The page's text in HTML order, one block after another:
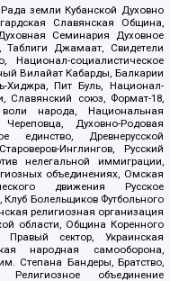
земли Кубанской Духовно
Славянская Община,
Семинария Духовное
Таблиги Джамаат, Свидетели
Национал-социалистическое
Вилайат Кабарды, Балкарии
Хиджра, Пит Буль, Национал-
Славянский союз, Формат-18,
народа, Национальная
Духовно-Родовая
единство, Древнерусской
Инглингов, Русский
нелегальной иммиграции,
объединениях, Омская
движения Русское
Клуб Болельщиков Футбольного
религиозная организация
области, Община Коренного
сектор, Украинская
народная самооборона,
Степана Бандеры, Братство,
объединение